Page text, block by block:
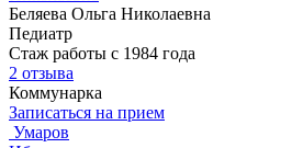
Беляева Ольга Николаевна
Педиатр
Стаж работы с 1984 года
2 отзыва
Коммунарка
Записаться на прием
Умаров